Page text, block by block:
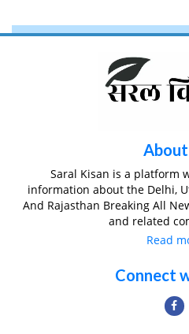
About
Saral Kisan is a platform
information about the Delhi,
And Rajasthan Breaking All
and related
Read
Connect